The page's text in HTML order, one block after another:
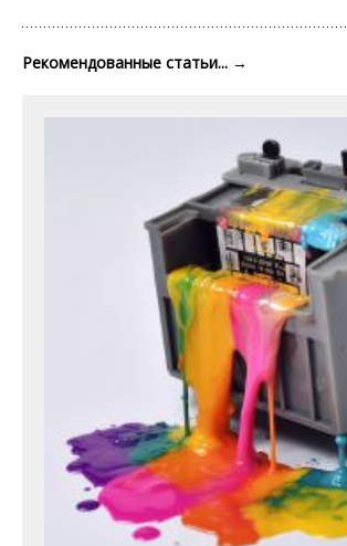
Рекомендованные статьи... →